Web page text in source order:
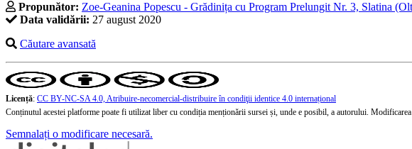
Propunător: Zoe-Geanina Popescu - Grădinița cu Program Prelungit Nr. 3, Slatina
Data validării: 27 august 2020
Căutare avansată
Licență: CC BY-NC-SA 4.0, Atribuire-necomercial-distribuire în condiţii identice 4.0 internațional
Conținutul acestei platforme poate fi utilizat liber cu condiția menționării sursei și, unde e posibil, a autorului.
Semnalați o modificare necesară.